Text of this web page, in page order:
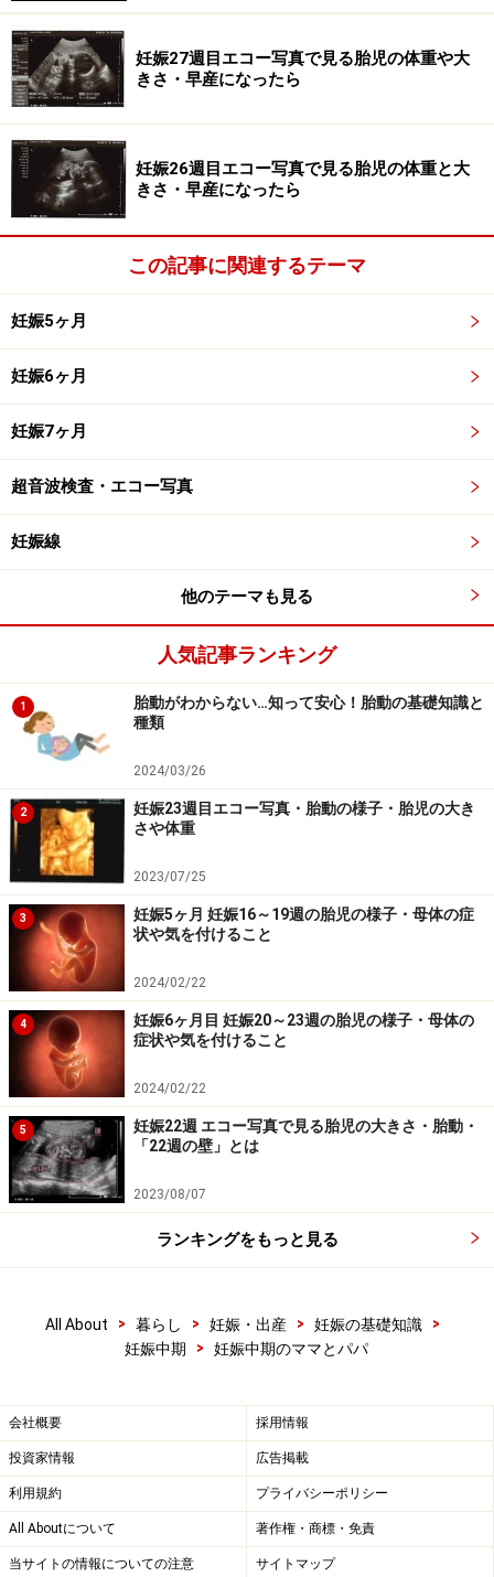
お腹の赤ちゃんと遊ぼう
5ヶ月目くらいから胎動を感じ始めます。最初はピコっ
と瞬間的な動きですが、週数が経つにつれ動きも強くな
り「今のは足で蹴ったのかな、それとも手で押している
のかな」と想像を巡らすと楽しいものです。ママは胎動
を感じたらぜひパパに知らせてください。「2人の間に
できた命」を共有することでより絆が深まることでしょ
妊娠5ヶ月
妊娠6ヶ月
妊娠7ヶ月
>> 関連サイト
妊娠中期
※記事内容は執筆時点のものです。最新の内容をご確認くださ
い。
※妊娠中の症状には個人差があります。記事内容は執筆者個人の
見解によるものであり、全ての方への有効性を保証するものでは
ありません。体の不調を感じた場合は、適切な医療機関での受診
をおすすめいたします。当サイトで提供する情報に基づいて被っ
たいかなる損害についても、当社、各ガイド、その他当社と契約
した情報提供者は一切の責任を負いかねます。
妊娠27週目エコー写真で見る胎児の体重や大
きさ・早産になったら
妊娠26週目エコー写真で見る胎児の体重と大
きさ・早産になったら
この記事に関連するテーマ
妊娠5ヶ月
妊娠6ヶ月
妊娠7ヶ月
超音波検査・エコー写真
妊娠線
他のテーマも見る
人気記事ランキング
1
胎動がわからない…知って安心！胎動の基礎知識と
種類
2024/03/26
2
妊娠23週目エコー写真・胎動の様子・胎児の大き
さや体重
2023/07/25
3
妊娠5ヶ月 妊娠16～19週の胎児の様子・母体の症
状や気を付けること
2024/02/22
4
妊娠6ヶ月目 妊娠20～23週の胎児の様子・母体の
症状や気を付けること
2024/02/22
5
妊娠22週 エコー写真で見る胎児の大きさ・胎動・
「22週の壁」とは
2023/08/07
ランキングをもっと見る
All About > 暮らし > 妊娠・出産 > 妊娠の基礎知識
>
妊娠中期
> 妊娠中期のママとパパ
会社概要 採用情報
投資家情報 広告掲載
利用規約 プライバシーポリシー
All Aboutについて 著作権・商標・免責
当サイトの情報についての注意 サイトマップ